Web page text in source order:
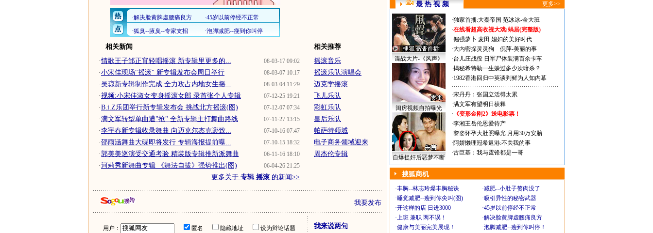
相关新闻
08-03-17 09:02
·情歌王子邰正宵轻唱摇滚 新专辑里更多的...
08-03-07 10:17
·小宋佳现场"摇滚" 新专辑发布会周日举行
08-03-04 11:29
·吴琼新专辑制作完成 全力攻占内地女生摇...
07-12-25 19:21
·视频:小宋佳淑女变身摇滚女郎 录首张个人专辑
07-12-07 07:34
·B.i.Z乐团举行新专辑发布会 挑战北方摇滚(图)
07-11-27 13:15
·满文军转型单曲遭"抢" 全新专辑主打舞曲路线
07-10-16 07:47
·李宇春新专辑收录舞曲 向迈克尔杰克逊致...
07-10-15 18:32
·邵雨涵舞曲大碟即将发行 专辑海报提前曝...
06-11-16 18:10
·郭美美巡演受交通考验 精装版专辑推新派舞曲
06-04-26 21:25
·河莉秀新舞曲专辑 《舞法自拔》强势推出(图)
更多关于 专辑 摇滚 的新闻>>
相关推荐
摇滚音乐
摇滚乐队演唱会
迈克学摇滚
飞儿乐队
彩虹乐队
皇后乐队
帕萨特领域
电子商务领域迎来
周杰伦专辑
我要发布
用户： 匿名 隐藏地址
设为辩论话题
我来说两句
最 热 视 频 更多>>
谍战大片-《风声》
闺房视频自拍曝光
自爆捉奸后恶梦不断
·独家首播:大秦帝国 范冰冰-金大班
·在线看超高收视大戏:蜗居(完整版)
·倔强萝卜 麦田 媳妇的美好时代
·大内密探灵灵狗
倪萍-美丽的事
·台儿庄战役 日军尸体装满百余卡车
·揭秘希特勒一生躲过多少次暗杀？
·1982香港回归中英谈判鲜为人知内幕
·宋丹丹：张国立活得太累
·满文军有望明日获释
· 《变形金刚2》送电影票！
·李湘王岳伦恩爱待产
·黎姿怀孕大肚照曝光 月用30万安胎
·阿娇懒理冠希返港:不关我的事
·古巨基：我与霆锋都是一哥
搜狐商机
·丰胸--林志玲爆丰胸秘诀 ·减肥--小肚子赘肉没了
·睡觉减肥--瘦到你尖叫(图) ·吸引异性的秘密武器
·开这样的店 日进3000 ·45岁以前停经不正常
·上班 兼职 两不误！ ·解决脸黄脾虚腰痛良方
·健康与美丽完美展现！ ·泡脚减肥--瘦到你叫停！